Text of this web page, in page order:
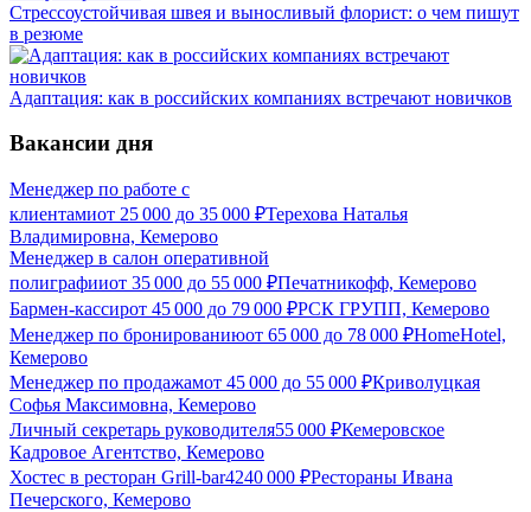
Стрессоустойчивая швея и выносливый флорист: о чем пишут
в резюме
Адаптация: как в российских компаниях встречают новичков
Вакансии дня
Менеджер по работе с
клиентамиот 25 000 до 35 000 ₽Терехова Наталья
Владимировна, Кемерово
Менеджер в салон оперативной
полиграфииот 35 000 до 55 000 ₽Печатникофф, Кемерово
Бармен-кассирот 45 000 до 79 000 ₽РСК ГРУПП, Кемерово
Менеджер по бронированиюот 65 000 до 78 000 ₽HomeHotel,
Кемерово
Менеджер по продажамот 45 000 до 55 000 ₽Криволуцкая
Софья Максимовна, Кемерово
Личный секретарь руководителя55 000 ₽Кемеровское
Кадровое Агентство, Кемерово
Хостес в ресторан Grill-bar4240 000 ₽Рестораны Ивана
Печерского, Кемерово